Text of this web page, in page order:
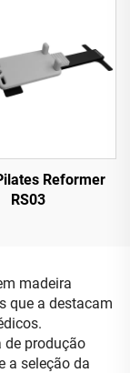
Reformer
RS03
madeira
que a destacam
de produção
a seleção da